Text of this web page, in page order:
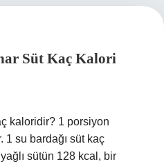
Süt Kaç Kalori
kaloridir? 1 porsiyon
1 su bardağı süt kaç
sütün 128 kcal, bir